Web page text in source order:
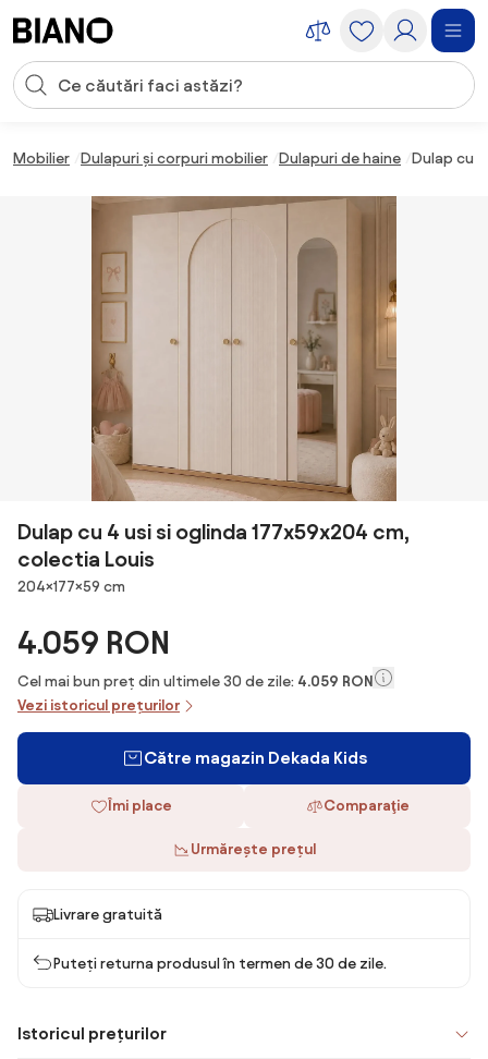
Introducerea căutării
Mobilier Dulapuri și corpuri mobilier Dulapuri de haine Dulap cu
Dulap cu 4 usi si oglinda 177x59x204 cm,
colectia Louis
Dimensiuni
204×177×59 cm
4.059 RON
Cel mai bun preț din ultimele 30 de zile: 4.059 RON
Vezi istoricul prețurilor
Către magazin Dekada Kids
Îmi place Comparaţie
Urmărește prețul
Livrare gratuită
Puteți returna produsul în termen de 30 de zile.
Istoricul prețurilor